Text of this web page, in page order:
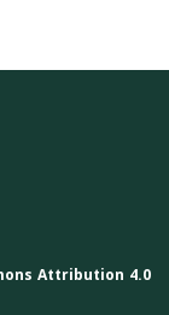
Attribution 4.0